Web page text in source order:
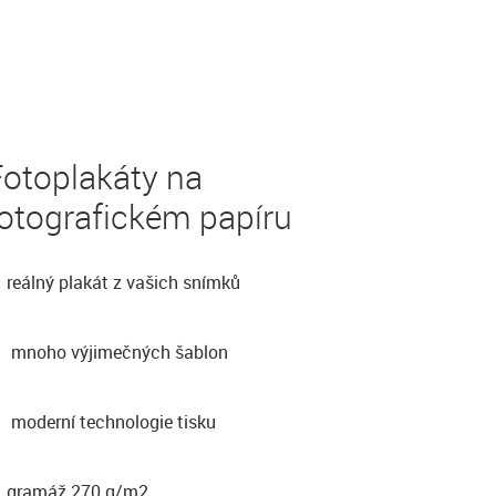
na
papíru
reálný plakát z vašich snímků
mnoho výjimečných šablon
moderní technologie tisku